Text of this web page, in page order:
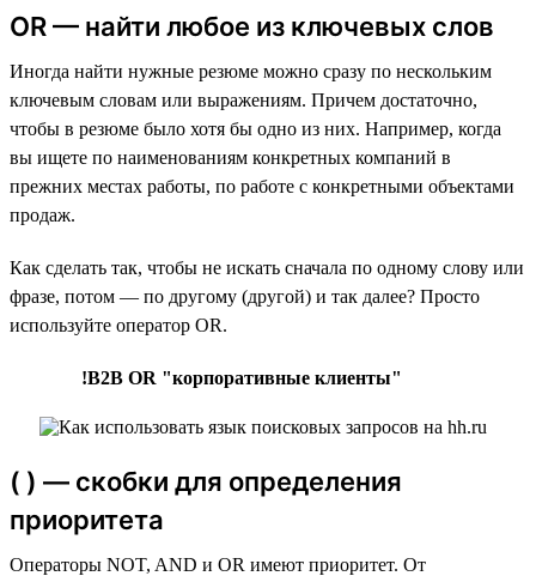
OR — найти любое из ключевых слов
Иногда найти нужные резюме можно сразу по нескольким
ключевым словам или выражениям. Причем достаточно,
чтобы в резюме было хотя бы одно из них. Например, когда
вы ищете по наименованиям конкретных компаний в
прежних местах работы, по работе с конкретными объектами
продаж.
Как сделать так, чтобы не искать сначала по одному слову или
фразе, потом — по другому (другой) и так далее? Просто
используйте оператор OR.
!B2B OR "корпоративные клиенты"
( ) — скобки для определения
приоритета
Операторы NOT, AND и OR имеют приоритет. От